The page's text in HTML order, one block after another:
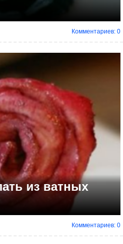
Комментариев: 0
из ватных
Комментариев: 0